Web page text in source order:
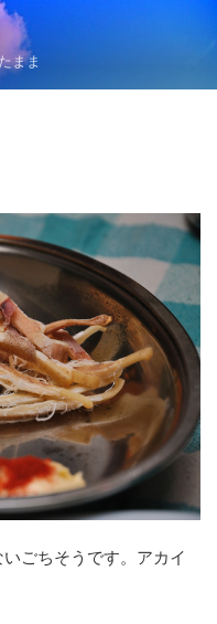
まま
ごちそうです。アカイ